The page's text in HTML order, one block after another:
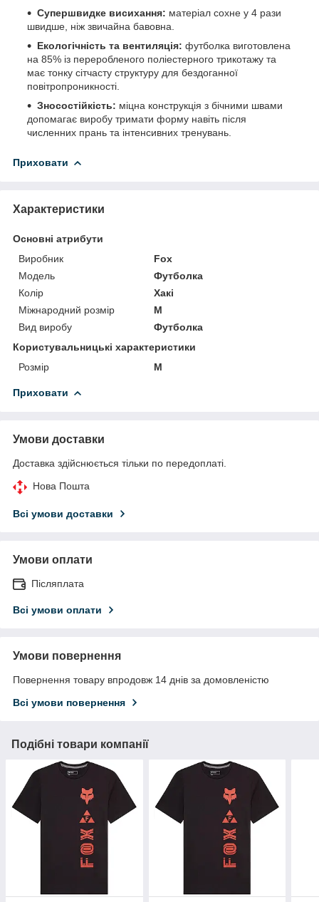
Супершвидке висихання: матеріал сохне у 4 рази
швидше, ніж звичайна бавовна.
Екологічність та вентиляція: футболка виготовлена
на 85% із переробленого поліестерного трикотажу та
має тонку сітчасту структуру для бездоганної
повітропроникності.
Зносостійкість: міцна конструкція з бічними швами
допомагає виробу тримати форму навіть після
численних прань та інтенсивних тренувань.
Приховати
Характеристики
Основні атрибути
Виробник
Fox
Модель
Футболка
Колір
Хакі
Міжнародний розмір
M
Вид виробу
Футболка
Користувальницькі характеристики
Розмір
M
Приховати
Умови доставки
Доставка здійснюється тільки по передоплаті.
Нова Пошта
Всі умови доставки
Умови оплати
Післяплата
Всі умови оплати
Умови повернення
Повернення товару впродовж 14 днів за домовленістю
Всі умови повернення
Подібні товари компанії